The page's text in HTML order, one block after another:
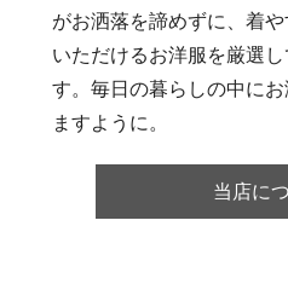
がお洒落を諦めずに、着
いただけるお洋服を厳選
す。毎日の暮らしの中に
ますように。
当店に